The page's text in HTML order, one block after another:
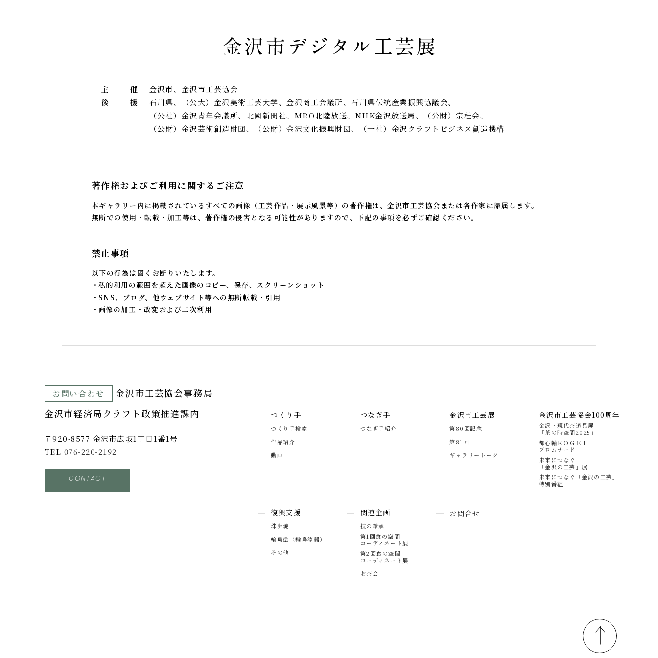
主 催
金沢市、金沢市工芸協会
後
援
石川県、（公大）金沢美術工芸大学、金沢商工会議所、石川県伝統産業振興協議会、
（公社）金沢青年会議所、北國新聞社、MRO北陸放送、NHK金沢放送局、（公財）宗桂会、
（公財）金沢芸術創造財団、（公財）金沢文化振興財団、（一社）金沢クラフトビジネス創造機構
著作権およびご利用に関するご注意
本ギャラリー内に掲載されているすべての画像（工芸作品・展示風景等）の著作権は、金沢市工芸協会または各作家に帰属します。
無断での使用・転載・加工等は、著作権の侵害となる可能性がありますので、下記の事項を必ずご確認ください。
禁止事項
以下の行為は固くお断りいたします。
私的利用の範囲を超えた画像のコピー、保存、スクリーンショット
SNS、ブログ、他ウェブサイト等への無断転載・引用
画像の加工・改変および二次利用
つくり手
つくり手検索
作品紹介
動画
つなぎ手
つなぎ手紹介
金沢市工芸展
第80回記念
第81回
ギャラリートーク
金沢市工芸協会100周年
金沢・現代茶道具展
「茶の時空間2025」
都心軸ＫＯＧＥＩ
プロムナード
未来につなぐ
「金沢の工芸」展
未来につなぐ「金沢の工芸」
特別番組
復興支援
珠洲焼
輪島塗（輪島漆器）
その他
関連企画
技の継承
第1回食の空間
コーディネート展
第2回食の空間
コーディネート展
お茶会
お問合せ
お問い合わせ
⾦沢市⼯芸協会事務局
金沢市経済局クラフト政策推進課内
〒920-8577 ⾦沢市広坂1丁目1番1号
TEL 076-220-2192
CONTACT